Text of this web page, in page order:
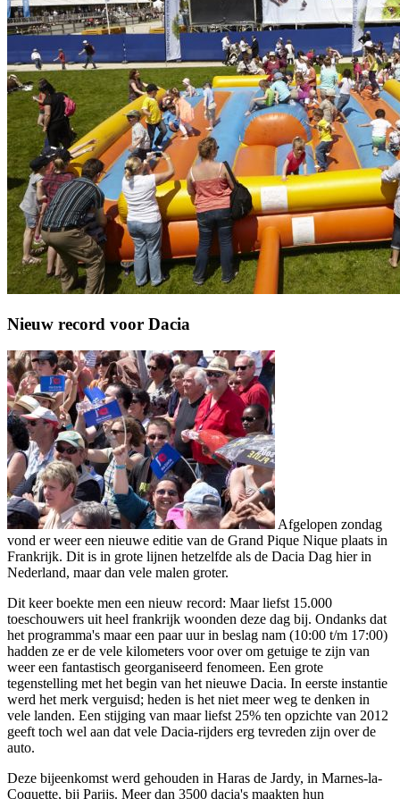
Nieuw record voor Dacia
Afgelopen zondag
vond er weer een nieuwe editie van de Grand Pique Nique plaats in
Frankrijk. Dit is in grote lijnen hetzelfde als de Dacia Dag hier in
Nederland, maar dan vele malen groter.
Dit keer boekte men een nieuw record: Maar liefst 15.000
toeschouwers uit heel frankrijk woonden deze dag bij. Ondanks dat
het programma's maar een paar uur in beslag nam (10:00 t/m 17:00)
hadden ze er de vele kilometers voor over om getuige te zijn van
weer een fantastisch georganiseerd fenomeen. Een grote
tegenstelling met het begin van het nieuwe Dacia. In eerste instantie
werd het merk verguisd; heden is het niet meer weg te denken in
vele landen. Een stijging van maar liefst 25% ten opzichte van 2012
geeft toch wel aan dat vele Dacia-rijders erg tevreden zijn over de
auto.
Deze bijeenkomst werd gehouden in Haras de Jardy, in Marnes-la-
Coquette, bij Parijs. Meer dan 3500 dacia's maakten hun